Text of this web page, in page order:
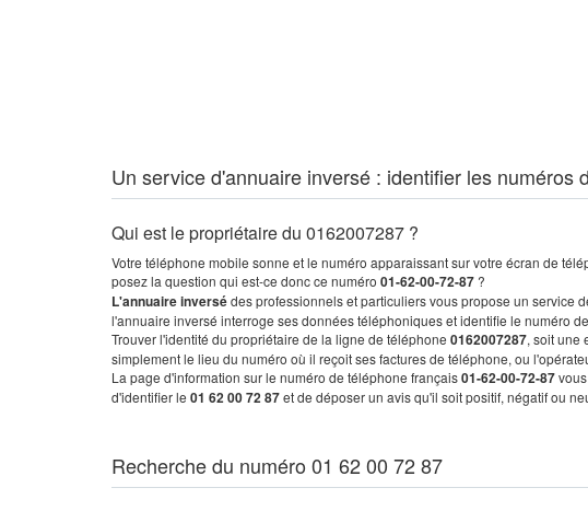
Un service d'annuaire inversé : identifier les numéros
Qui est le propriétaire du 0162007287 ?
Votre téléphone mobile sonne et le numéro apparaissant sur votre écran de
posez la question qui est-ce donc ce numéro 01-62-00-72-87 ?
L'annuaire inversédes professionnels et particuliers vous propose un service
l'annuaire inversé interroge ses données téléphoniques et identifie le numéro
Trouver l'identité du propriétaire de la ligne de téléphone 0162007287, soit une
simplement le lieu du numéro où il reçoit ses factures de téléphone, ou
La page d'information sur le numéro de téléphone français01-62-00-72-87
d'identifier le 01 62 00 72 87et de déposer un avis qu'il soit positif, négatif ou
Recherche du numéro 01 62 00 72 87